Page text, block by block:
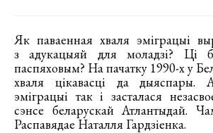
Як паваенная хваля эміграцыі
з адукацыяй для моладзі? Ці
паспяховым? На пачатку 1990-х у
хваля цікавасці да дыяспары.
эміграцыі так і засталася
сэнсе беларускай Атлантыдай.
Распавядае Наталля Гардзіенка.